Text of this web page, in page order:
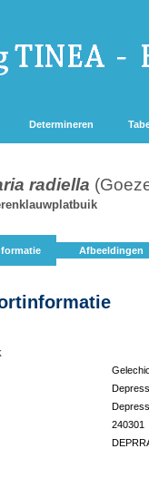
Determineren
radiella
Afbeeldingen
240301